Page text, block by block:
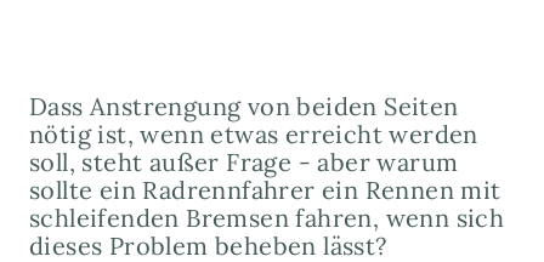
Dass Anstrengung von beiden Seiten
nötig ist, wenn etwas erreicht werden
soll, steht außer Frage - aber warum
sollte ein Radrennfahrer ein Rennen mit
schleifenden Bremsen fahren, wenn sich
dieses Problem beheben lässt?